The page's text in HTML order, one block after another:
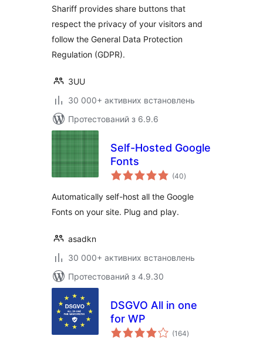
Shariff provides share buttons that
respect the privacy of your visitors and
follow the General Data Protection
Regulation (GDPR).
3UU
30 000+ активних встановлень
Протестований з 6.9.6
Self-Hosted Google
Fonts
(40загальний
рейтинг
)
Automatically self-host all the Google
Fonts on your site. Plug and play.
asadkn
30 000+ активних встановлень
Протестований з 4.9.30
DSGVO All in one
for WP
(164загальний
рейтинг
)